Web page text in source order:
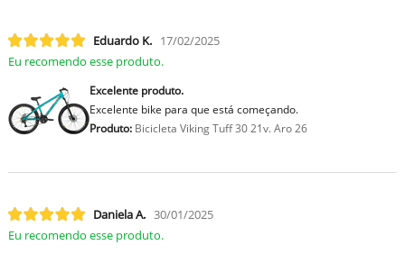
Eduardo K. 17/02/2025
Eu recomendo esse produto.
Excelente produto.
Excelente bike para que está começando.
Produto:Bicicleta Viking Tuff 30 21v. Aro 26
Daniela A. 30/01/2025
Eu recomendo esse produto.